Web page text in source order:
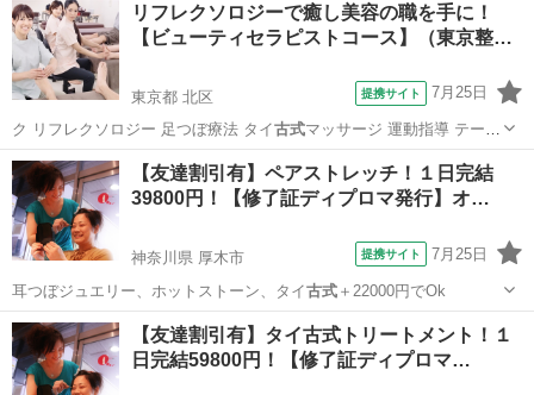
リフレクソロジーで癒し美容の職を手に！
【ビューティセラピストコース】（東京整
東京都 北区 提携サイト 7月25日
ク リフレクソロジー 足つぼ療法 タイ古式マッサージ 運動指導 テーピ
ング スト…
東京 北区 リフレクソロジー
【友達割引有】ペアストレッチ！１日完結
39800円！【修了証ディプロマ発行】オ…
神奈川県 厚木市 提携サイト 7月25日
耳つぼジュエリー、ホットストーン、タイ古式＋22000円でOk
神奈川 厚木市 整体
【友達割引有】タイ古式トリートメント！１
日完結59800円！【修了証ディプロマ…